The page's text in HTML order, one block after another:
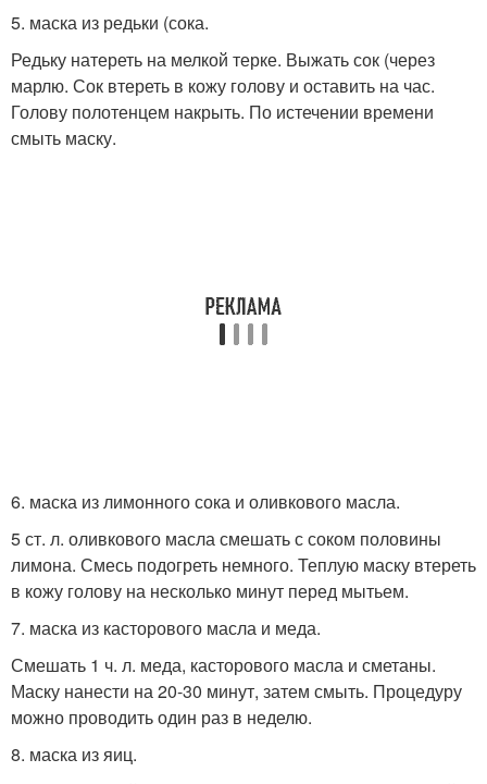
5. маска из редьки (сока.
Редьку натереть на мелкой терке. Выжать сок (через
марлю. Сок втереть в кожу голову и оставить на час.
Голову полотенцем накрыть. По истечении времени
смыть маску.
6. маска из лимонного сока и оливкового масла.
5 ст. л. оливкового масла смешать с соком половины
лимона. Смесь подогреть немного. Теплую маску втереть
в кожу голову на несколько минут перед мытьем.
7. маска из касторового масла и меда.
Смешать 1 ч. л. меда, касторового масла и сметаны.
Маску нанести на 20-30 минут, затем смыть. Процедуру
можно проводить один раз в неделю.
8. маска из яиц.